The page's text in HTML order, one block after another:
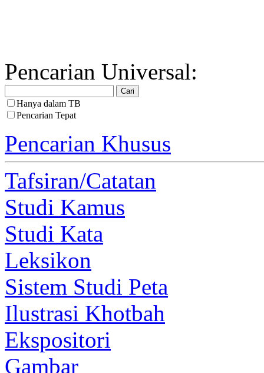
Pencarian Universal:
Hanya dalam TB
Pencarian Tepat
Pencarian Khusus
Tafsiran/Catatan
Studi Kamus
Studi Kata
Leksikon
Sistem Studi Peta
Ilustrasi Khotbah
Ekspositori
Gambar